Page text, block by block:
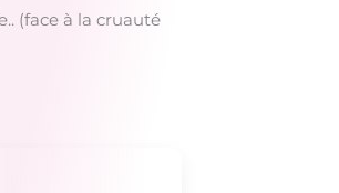
(face à la cruauté